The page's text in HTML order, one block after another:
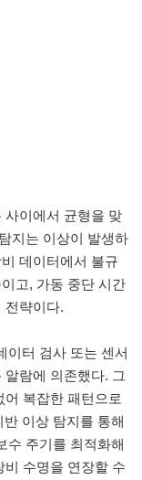
사이에서 균형을 맞
지는 이상이 발생하
데이터에서 불규
고, 가동 중단 시간
전략이다.
이터 검사 또는 센서
람에 의존했다. 그
복잡한 패턴으로
이상 탐지를 통해
수 주기를 최적화해
수명을 연장할 수